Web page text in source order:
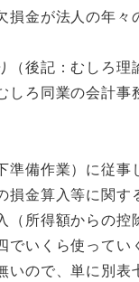
損金が法人の年
後記：むしろ
ろ同業の会計
備作業）に従
金算入等に関
所得額からの
いくら使って
ので、単に別